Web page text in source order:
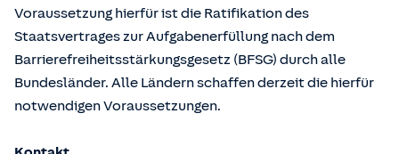
Voraussetzung hierfür ist die Ratifikation des
Staatsvertrages zur Aufgabenerfüllung nach dem
Barrierefreiheitsstärkungsgesetz (BFSG) durch alle
Bundesländer. Alle Ländern schaffen derzeit die hierfür
notwendigen Voraussetzungen.